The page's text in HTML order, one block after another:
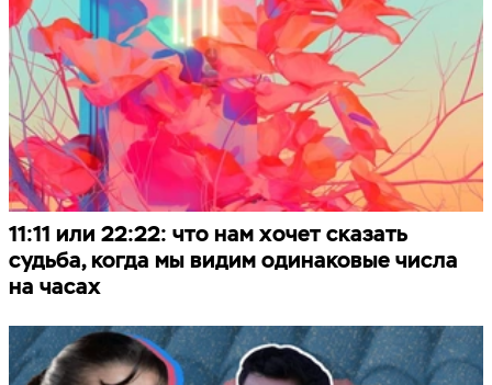
11:11 или 22:22: что нам хочет сказать
судьба, когда мы видим одинаковые числа
на часах